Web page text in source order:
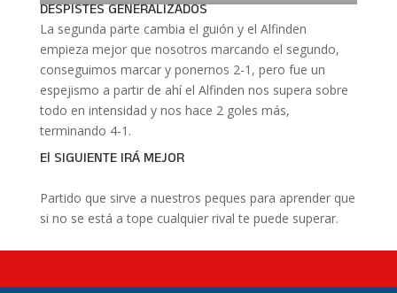
DESPISTES GENERALIZADOS
La segunda parte cambia el guión y el Alfinden
empieza mejor que nosotros marcando el segundo,
conseguimos marcar y ponernos 2-1, pero fue un
espejismo a partir de ahí el Alfinden nos supera sobre
todo en intensidad y nos hace 2 goles más,
terminando 4-1.
El SIGUIENTE IRÁ MEJOR
Partido que sirve a nuestros peques para aprender que
si no se está a tope cualquier rival te puede superar.